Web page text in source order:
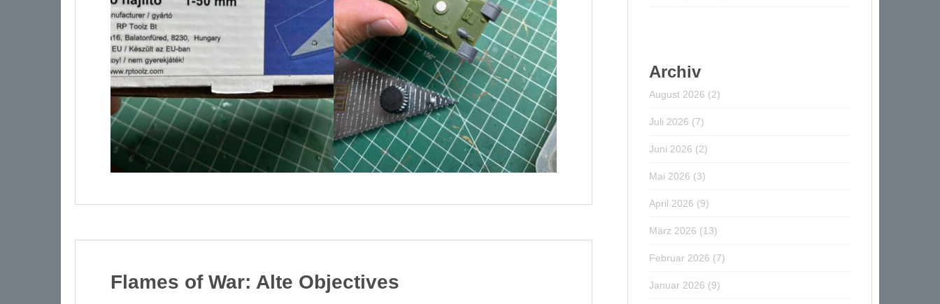
Flames of War: Alte Objectives
Archiv
August 2026 (2)
Juli 2026 (7)
Juni 2026 (2)
Mai 2026 (3)
April 2026 (9)
März 2026 (13)
Februar 2026 (7)
Januar 2026 (9)